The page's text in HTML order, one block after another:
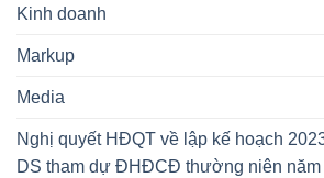
Kinh doanh
Markup
Media
Nghị quyết HĐQT về lập kế hoạch
DS tham dự ĐHĐCĐ thường niên năm